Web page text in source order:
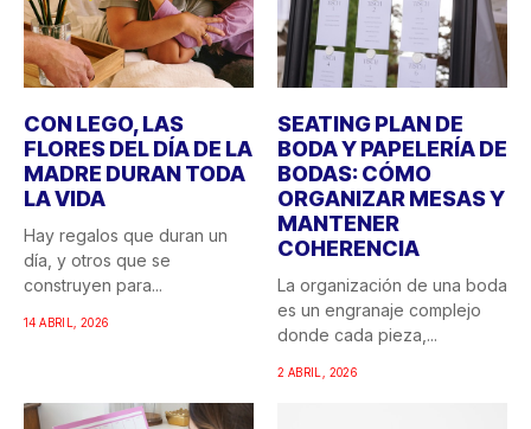
CON LEGO, LAS
FLORES DEL DÍA DE LA
MADRE DURAN TODA
LA VIDA
Hay regalos que duran un
día, y otros que se
construyen para...
14 ABRIL, 2026
SEATING PLAN DE
BODA Y PAPELERÍA DE
BODAS: CÓMO
ORGANIZAR MESAS Y
MANTENER
COHERENCIA
La organización de una boda
es un engranaje complejo
donde cada pieza,...
2 ABRIL, 2026